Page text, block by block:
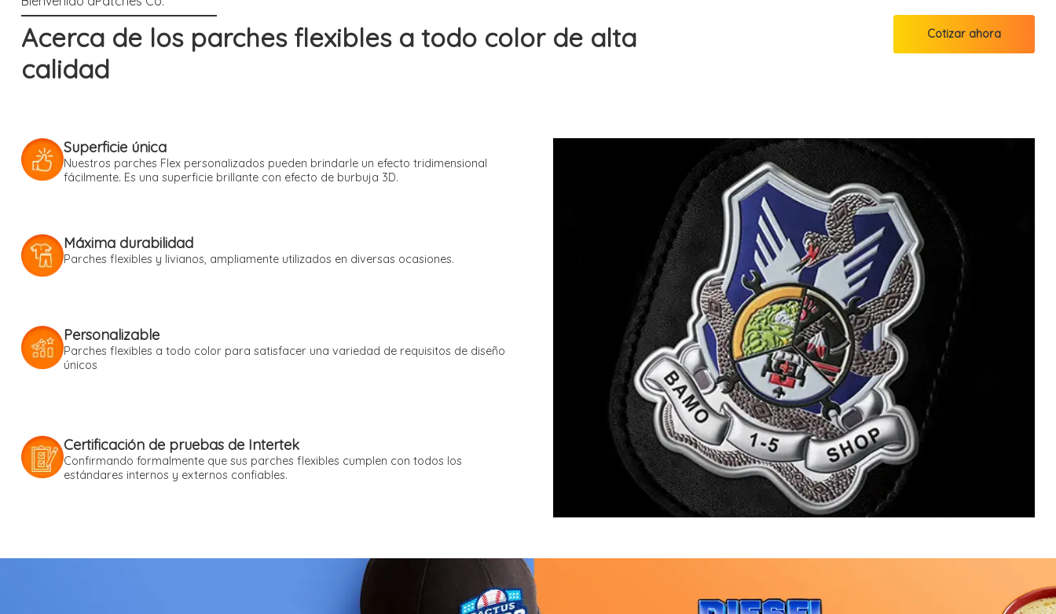
Acerca de los parches flexibles a todo color de alta
calidad
Superficie única
Nuestros parches Flex personalizados pueden brindarle un efecto tridimensional
fácilmente. Es una superficie brillante con efecto de burbuja 3D.
Máxima durabilidad
Parches flexibles y livianos, ampliamente utilizados en diversas ocasiones.
Personalizable
Parches flexibles a todo color para satisfacer una variedad de requisitos de diseño
únicos
Certificación de pruebas de Intertek
Confirmando formalmente que sus parches flexibles cumplen con todos los
estándares internos y externos confiables.
Cotizar ahora